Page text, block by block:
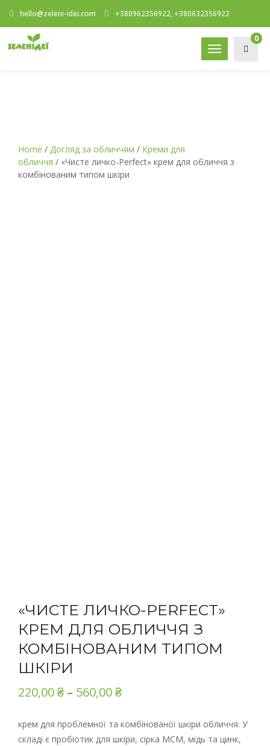
hello@zeleni-idei.com +380962356922, +380632356922
Toggle
navigation
0
Home / Догляд за обличчям / Креми для
обличчя / «Чисте личко-Perfect» крем для обличчя з
комбінованим типом шкіри
«ЧИСТЕ ЛИЧКО-PERFECT»
КРЕМ ДЛЯ ОБЛИЧЧЯ З
КОМБІНОВАНИМ ТИПОМ
ШКІРИ
220,00₴ – 560,00₴
крем для проблемної та комбінованої шкіри обличчя. У
складі є пробіотик для шкіри, сірка МСМ, мідь та цинк,